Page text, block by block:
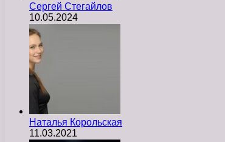
Сергей Стегайлов
10.05.2024
Наталья Корольская
11.03.2021